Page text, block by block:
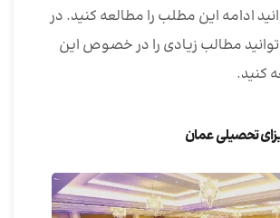
ادامه این مطلب را مطالعه کنید. در
مطالب زیادی را در خصوص این
کنید‌.
تحصیلی عمان